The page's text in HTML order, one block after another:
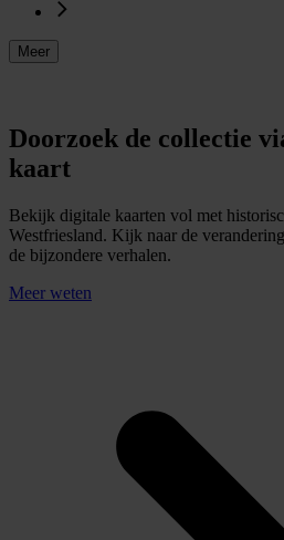
Meer
Doorzoek de collectie
kaart
Bekijk digitale kaarten vol met
Westfriesland. Kijk naar de
de bijzondere verhalen.
Meer weten